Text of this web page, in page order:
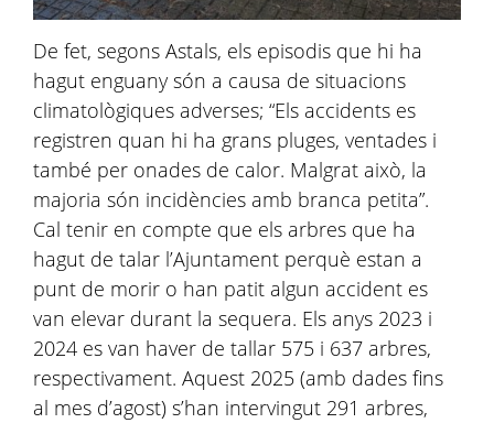
De fet, segons Astals, els episodis que hi ha
hagut enguany són a causa de situacions
climatològiques adverses; “Els accidents es
registren quan hi ha grans pluges, ventades i
també per onades de calor. Malgrat això, la
majoria són incidències amb branca petita”.
Cal tenir en compte que els arbres que ha
hagut de talar l’Ajuntament perquè estan a
punt de morir o han patit algun accident es
van elevar durant la sequera. Els anys 2023 i
2024 es van haver de tallar 575 i 637 arbres,
respectivament. Aquest 2025 (amb dades fins
al mes d’agost) s’han intervingut 291 arbres,